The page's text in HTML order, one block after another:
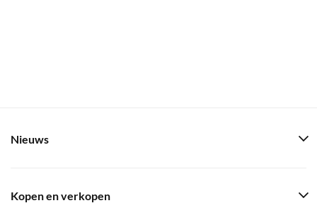
Nieuws
Kopen en verkopen